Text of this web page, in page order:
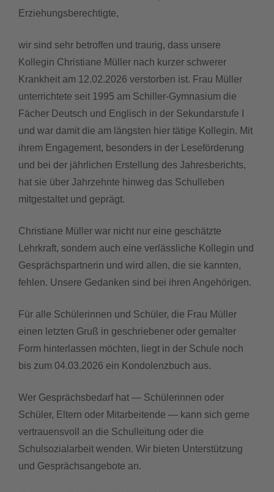
Erziehungsberechtigte,
wir sind sehr betroffen und traurig, dass unsere
Kollegin Christiane Müller nach kurzer schwerer
Krankheit am 12.02.2026 verstorben ist. Frau Müller
unterrichtete seit 1995 am Schiller‑Gymnasium die
Fächer Deutsch und Englisch in der Sekundarstufe I
und war damit die am längsten hier tätige Kollegin. Mit
ihrem Engagement, besonders in der Leseförderung
und bei der jährlichen Erstellung des Jahresberichts,
hat sie über Jahrzehnte hinweg das Schulleben
mitgestaltet und geprägt.
Christiane Müller war nicht nur eine geschätzte
Lehrkraft, sondern auch eine verlässliche Kollegin und
Gesprächspartnerin und wird allen, die sie kannten,
fehlen. Unsere Gedanken sind bei ihren Angehörigen.
Für alle Schülerinnen und Schüler, die Frau Müller
einen letzten Gruß in geschriebener oder gemalter
Form hinterlassen möchten, liegt in der Schule noch
bis zum 04.03.2026 ein Kondolenzbuch aus.
Wer Gesprächsbedarf hat — Schülerinnen oder
Schüler, Eltern oder Mitarbeitende — kann sich gerne
vertrauensvoll an die Schulleitung oder die
Schulsozialarbeit wenden. Wir bieten Unterstützung
und Gesprächsangebote an.
termine
sgw.klassenarbeiten